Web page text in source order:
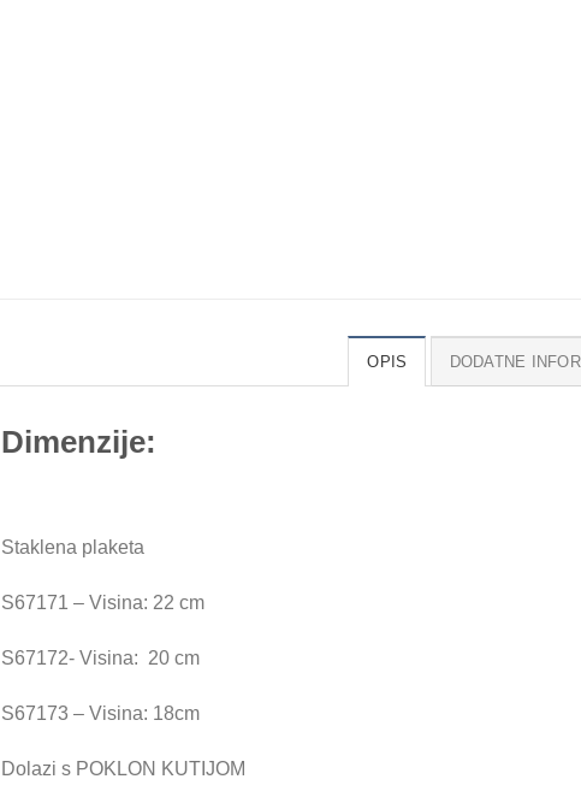
OPIS DODATNE
Dimenzije:
Staklena plaketa
S67171 – Visina: 22 cm
S67172- Visina: 20 cm
S67173 – Visina: 18cm
Dolazi s POKLON KUTIJOM